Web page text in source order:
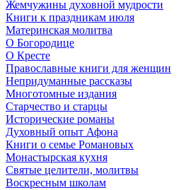
Жемчужины духовной мудрости
Книги к праздникам июля
Материнская молитва
О Богородице
О Кресте
Православные книги для женщин
Непридуманные рассказы
Многотомные издания
Старчество и старцы
Исторические романы
Духовный опыт Афона
Книги о семье Романовых
Монастырская кухня
Святые целители, молитвы
Воскресным школам